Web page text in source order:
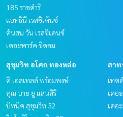
185 ราชดำริ
แอทธินี เรสซิเด้นซ์
ต้นสน วัน เรสซิเดนซ์
เดอะพาร์ค ชิดลม
สุขุมวิท อโศก ทองหล่อ
ดิ เอสเทลล์ พร้อมพงษ์
คุณ บาย ยู แสนสิริ
บีทนิค สุขุมวิท 32
สาท
เทต
เดอ
เดอ